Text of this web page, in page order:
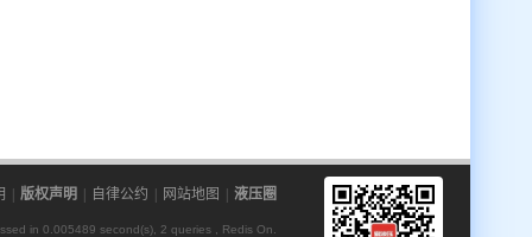
版权声明 自律公约 网站地图 液压圈
in 0.005489 second(s), 2 queries , Redis On.